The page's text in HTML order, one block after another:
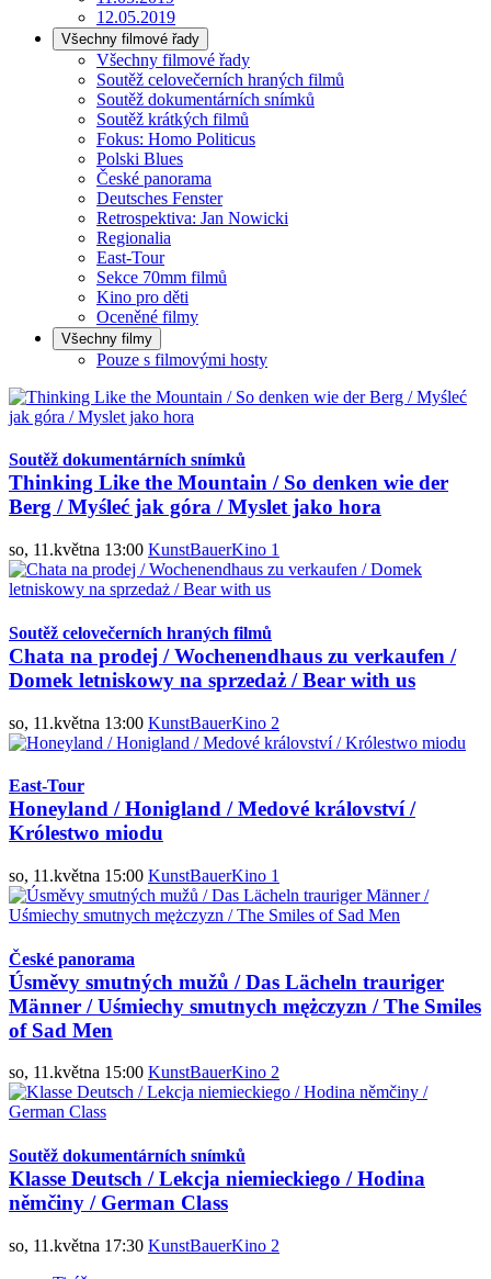
12.05.2019
Všechny filmové řady
Všechny filmové řady
Soutěž celovečerních hraných filmů
Soutěž dokumentárních snímků
Soutěž krátkých filmů
Fokus: Homo Politicus
Polski Blues
České panorama
Deutsches Fenster
Retrospektiva: Jan Nowicki
Regionalia
East-Tour
Sekce 70mm filmů
Kino pro děti
Oceněné filmy
Všechny filmy
Pouze s filmovými hosty
Soutěž dokumentárních snímků
Thinking Like the Mountain / So denken wie der
Berg / Myśleć jak góra / Myslet jako hora
so, 11.května 13:00 KunstBauerKino 1
Soutěž celovečerních hraných filmů
Chata na prodej / Wochenendhaus zu verkaufen /
Domek letniskowy na sprzedaż / Bear with us
so, 11.května 13:00 KunstBauerKino 2
East-Tour
Honeyland / Honigland / Medové království /
Królestwo miodu
so, 11.května 15:00 KunstBauerKino 1
České panorama
Úsměvy smutných mužů / Das Lächeln trauriger
Männer / Uśmiechy smutnych mężczyzn / The Smiles
of Sad Men
so, 11.května 15:00 KunstBauerKino 2
Soutěž dokumentárních snímků
Klasse Deutsch / Lekcja niemieckiego / Hodina
němčiny / German Class
so, 11.května 17:30 KunstBauerKino 2